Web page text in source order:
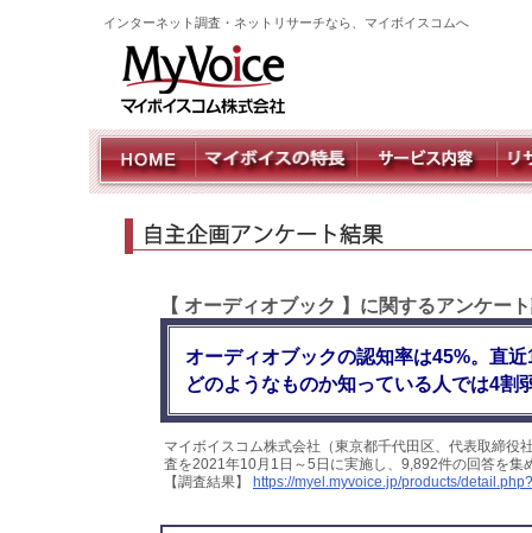
インターネット調査・ネットリサーチなら、マイボイスコムへ
【 オーディオブック 】に関するアンケー
オーディオブックの認知率は45%。直
どのようなものか知っている人では4割
マイボイスコム株式会社（東京都千代田区、代表取締役
査を2021年10月1日～5日に実施し、9,892件の回答を集
【調査結果】
https://myel.myvoice.jp/products/